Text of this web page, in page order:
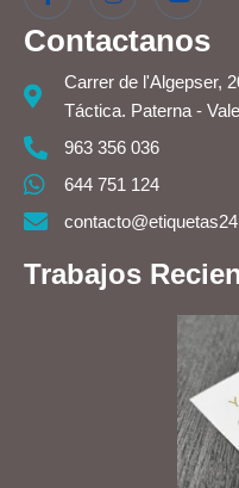
Contactanos
Carrer de l'Algepser,
Táctica. Paterna -
963 356 036
644 751 124
Trabajos